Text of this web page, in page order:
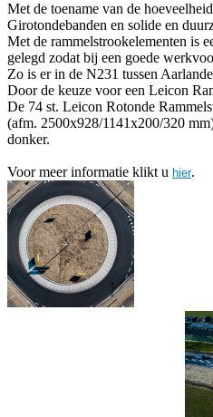
Met de toename van de
Girotondebanden en solide en
Met de rammelstrookelementen is
gelegd zodat bij een goede
Zo is er in de N231 tussen
Door de keuze voor een Leicon
De 74 st. Leicon Rotonde
(afm. 2500x928/1141x200/320
donker.
Voor meer informatie klikt u hier.